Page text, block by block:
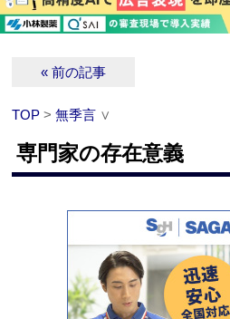
« 前の記事
TOP >無季言 ∨
専門家の存在意義